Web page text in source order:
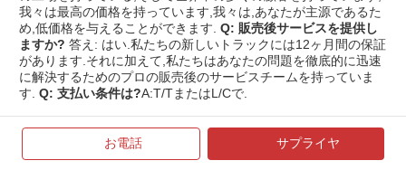
我々は最高の価格を持っています,我々は,あなたが主源であるた
め,低価格を与えることができます. Q: 販売後サービスを提供し
ますか? 答え: はい.私たちの新しいトラックには12ヶ月間の保証
があります.それに加えて,私たちはあなたの問題を徹底的に迅速
に解決するためのプロの販売後のサービスチームを持っていま
す. Q: 支払い条件は?A:T/TまたはL/Cで.
連絡先
興味があるなら製品連絡してください
お電話 サプライヤ